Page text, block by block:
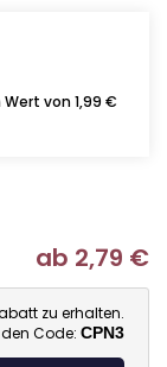
von 1,99 €
ab 2,79 €
zu erhalten.
Code: CPN3